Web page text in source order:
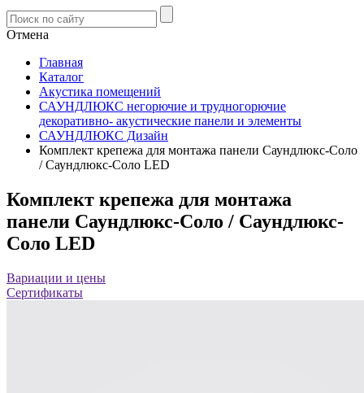
Отмена
Главная
Каталог
Акустика помещений
САУНДЛЮКС негорючие и трудногорючие
декоративно- акустические панели и элементы
САУНДЛЮКС Дизайн
Комплект крепежа для монтажа панели Саундлюкс-Соло
/ Саундлюкс-Соло LED
Комплект крепежа для монтажа
панели Саундлюкс-Соло / Саундлюкс-
Соло LED
Вариации и цены
Сертификаты